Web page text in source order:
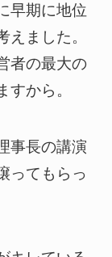
早期に地位
ました。
者の最大の
から。
事長の講演
ってもらっ